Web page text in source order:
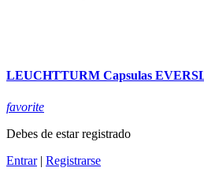
LEUCHTTURM Capsulas
favorite
Debes de estar registrado
Entrar| Registrarse